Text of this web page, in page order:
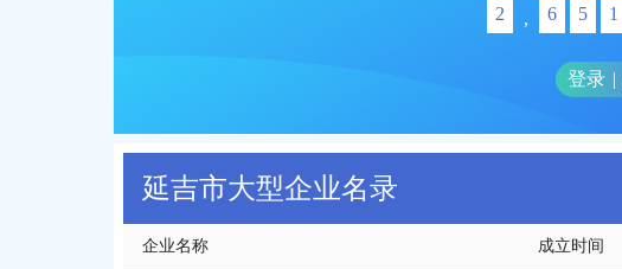
2 , 6 5 1
登录 |
延吉市大型企业名录
企业名称 成立时间